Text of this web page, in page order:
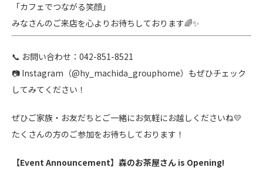
「カフェでつながる笑顔」
みなさんのご来店を心よりお待ちしております🌈✨
📞 お問い合わせ：042-851-8521
📷 Instagram（@hy_machida_grouphome）もぜひチェック
してみてください！
ぜひご家族・お友だちとご一緒にお気軽にお越しくださいね💛
たくさんの方のご参加をお待ちしております！
【Event Announcement】 森のお茶屋さん is Opening!